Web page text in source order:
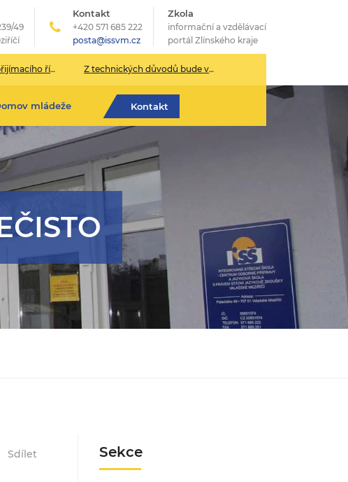
49
Kontakt
+420 571 685 222
posta@issvm.cz
Zkola
informační a vzdělávací
portál Zlínského kraje
školní rok 2026/2027 Z technických důvodů bude v pondělí 13. července sekretariát školy uzavřen.
mládeže Kontakt
Sdílet Sekce